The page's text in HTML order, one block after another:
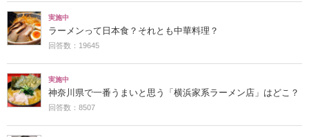
実施中
ラーメンって日本食？それとも中華料理？
回答数：19645
実施中
神奈川県で一番うまいと思う「横浜家系ラーメン店」はどこ？
回答数：8507